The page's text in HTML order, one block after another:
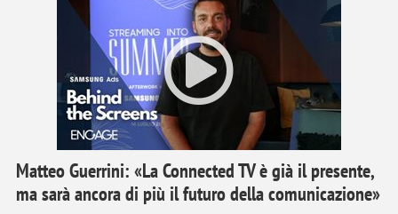
Matteo Guerrini: «La Connected TV è già il presente,
ma sarà ancora di più il futuro della comunicazione»